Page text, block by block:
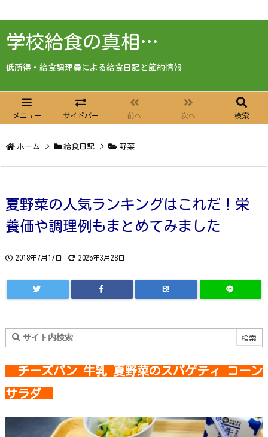
学校給食の真相…
低所得・給食調理員による給食日記と節約情報
メニュー サイドバー 前へ 次へ 検索
ホーム > 給食日記 > 野菜
夏野菜の人気ランキングはこれだ！栄
養価や調理例もまとめてみました
2018年7月17日 2025年3月28日
B!
チーズパン 牛乳 夏野菜のスパゲティ コーン
サラダ